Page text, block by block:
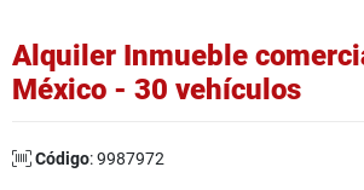
Alquiler Inmueble
México - 30 vehículos
Código: 9987972